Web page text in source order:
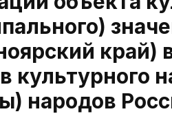
край)
культурного
народов